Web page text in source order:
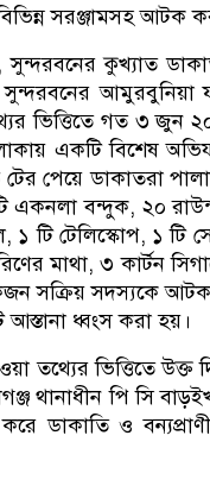
সরঞ্জামসহ আটক
সুন্দরবনের কুখ্যাত
সুন্দরবনের আমুরবুনিয়া
ভিত্তিতে গত ৩
একটি বিশেষ
টের পেয়ে ডাকাতরা
একনলা বন্দুক, ২০
টি টেলিস্কোপ, ১ টি
মাথা, ৩ কার্টন
সক্রিয় সদস্যকে
ধ্বংস করা হয়।
তথ্যের ভিত্তিতে উক্ত
থানাধীন পি সি
ডাকাতি ও